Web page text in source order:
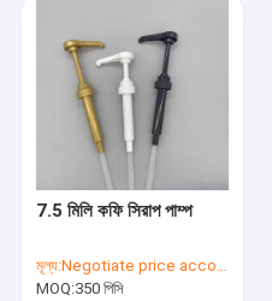
7.5 মিলি কফি সিরাপ পাম্প
মূল্য:Negotiate price according to order quantity
MOQ:350 পিসি